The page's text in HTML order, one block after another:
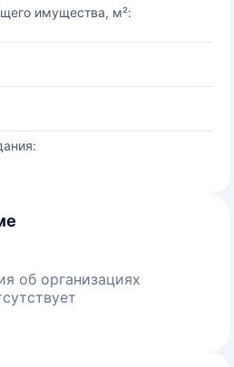
имущества, м²:
об организациях